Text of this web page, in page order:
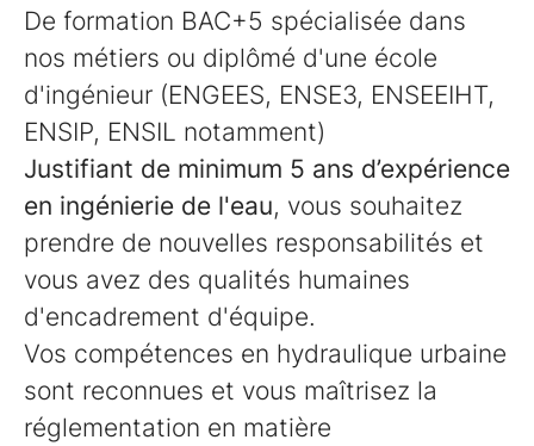
De formation BAC+5 spécialisée dans
nos métiers ou diplômé d'une école
d'ingénieur (ENGEES, ENSE3, ENSEEIHT,
ENSIP, ENSIL notamment)
Justifiant de minimum 5 ans d’expérience
en ingénierie de l'eau, vous souhaitez
prendre de nouvelles responsabilités et
vous avez des qualités humaines
d'encadrement d'équipe.
Vos compétences en hydraulique urbaine
sont reconnues et vous maîtrisez la
réglementation en matière